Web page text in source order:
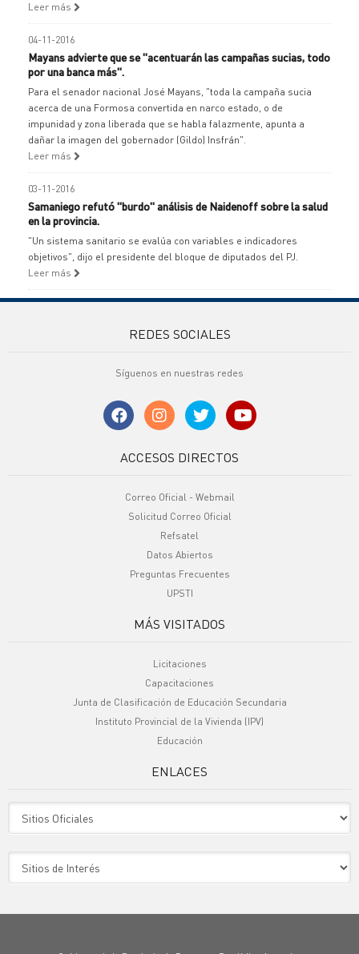
Leer más
04-11-2016
Mayans advierte que se "acentuarán las campañas sucias, todo
por una banca más".
Para el senador nacional José Mayans, "toda la campaña sucia
acerca de una Formosa convertida en narco estado, o de
impunidad y zona liberada que se habla falazmente, apunta a
dañar la imagen del gobernador (Gildo) Insfrán".
Leer más
03-11-2016
Samaniego refutó "burdo" análisis de Naidenoff sobre la salud
en la provincia.
"Un sistema sanitario se evalúa con variables e indicadores
objetivos", dijo el presidente del bloque de diputados del PJ.
Leer más
REDES SOCIALES
Síguenos en nuestras redes
ACCESOS DIRECTOS
Correo Oficial - Webmail
Solicitud Correo Oficial
Refsatel
Datos Abiertos
Preguntas Frecuentes
UPSTI
MÁS VISITADOS
Licitaciones
Capacitaciones
Junta de Clasificación de Educación Secundaria
Instituto Provincial de la Vivienda (IPV)
Educación
ENLACES